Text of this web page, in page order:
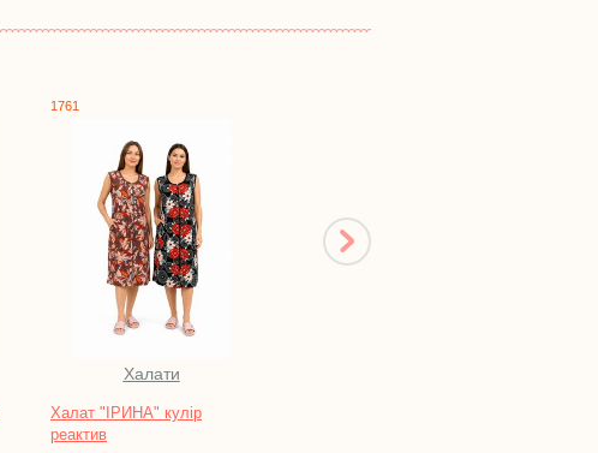
Халати
Халат "ЛЮСЯ", вельсофт